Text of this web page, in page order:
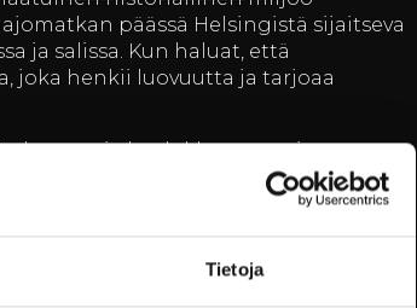
Tietoja
päässä Helsingistä sijaitseva
ja salissa. Kun haluat, että
joka henkii luovuutta ja tarjoaa
ja laadukkaasta tarjonnastaan.
on huolella suunniteltu ja
muu merkittävä tapahtuma, meidän